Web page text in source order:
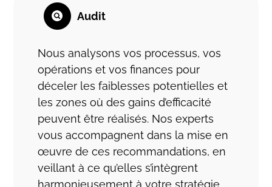
Audit
Nous analysons vos processus, vos
opérations et vos finances pour
déceler les faiblesses potentielles et
les zones où des gains d’efficacité
peuvent être réalisés. Nos experts
vous accompagnent dans la mise en
œuvre de ces recommandations, en
veillant à ce qu’elles s’intègrent